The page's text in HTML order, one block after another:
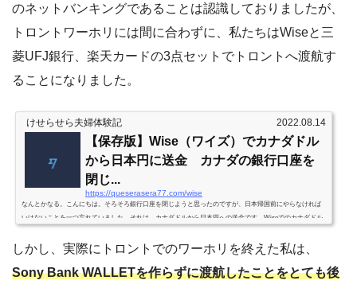
のネットバンキングであることは認識しておりましたが、
トロントワーホリには間に合わずに、私たちはWiseと三
菱UFJ銀行、楽天カードの3点セットでトロントへ渡航す
ることになりました。
けせらせら夫婦体験記 2022.08.14
【保存版】Wise（ワイズ）でカナダドル
から日本円に送金 カナダの銀行口座を
閉じ...
https://queserasera77.com/wise
なんとかなる。こんにちは。そろそろ銀行口座を閉じようと思ったのですが、日本帰国前にやらなければ
いけないことを一つ忘れていました。それは、カナダドルから日本円への送金です。Wiseでのカナダドル
にある両替所で両替もありかなと考えていましたが、実際にやってみると”Wise”が安いし便利ですよね。
ここの両替所は手数料が実際のレートに上乗せ（1%程度）されます。銀行からの海外送金や、他の両替所
に比べれば格安の手数料では...
しかし、実際にトロントでのワーホリを終えた私は、
Sony Bank WALLETを作らずに渡航したことをとても後